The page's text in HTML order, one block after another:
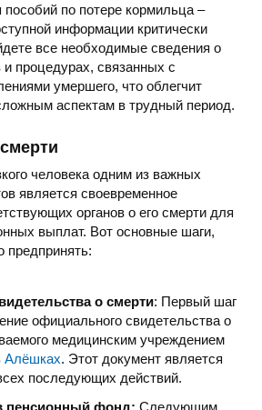
пособий по потере кормильца –
информации критически
все необходимые сведения о
и процедурах, связанных с
умершего, что облегчит
аспектам в трудный период.
человека одним из важных
является своевременное
органов о его смерти для
выплат. Вот основные шаги,
предпринять:
о смерти: Первый шаг
официального свидетельства о
медицинским учреждением
Алёшках. Этот документ является
последующих действий.
пенсионный фонд: Следующим